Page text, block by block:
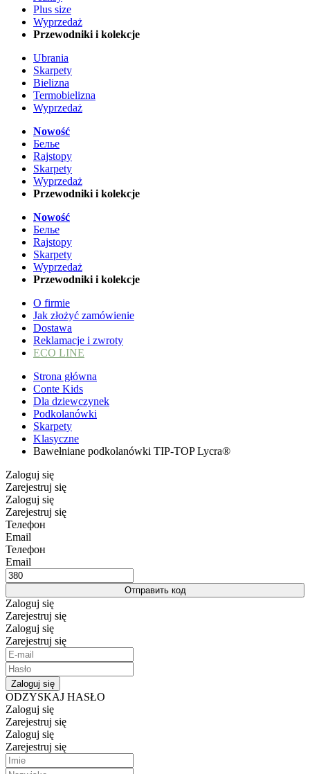
Plus size
Wyprzedaż
Przewodniki i kolekcje
Ubrania
Skarpety
Bielizna
Termobielizna
Wyprzedaż
Nowość
Белье
Rajstopy
Skarpety
Wyprzedaż
Przewodniki i kolekcje
Nowość
Белье
Rajstopy
Skarpety
Wyprzedaż
Przewodniki i kolekcje
O firmie
Jak złożyć zamówienie
Dostawa
Reklamacje i zwroty
ECO LINE
Strona główna
Conte Kids
Dla dziewczynek
Podkolanówki
Skarpety
Klasyczne
Bawełniane podkolanówki TIP-TOP Lycra®
Zaloguj się
Zarejestruj się
Zaloguj się
Zarejestruj się
Телефон
Email
Телефон
Email
Отправить код
Zaloguj się
Zarejestruj się
Zaloguj się
Zarejestruj się
Zaloguj się
ODZYSKAJ HASŁO
Zaloguj się
Zarejestruj się
Zaloguj się
Zarejestruj się